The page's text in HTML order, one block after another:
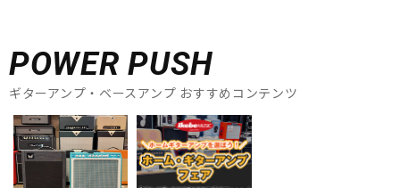
POWER PUSH
ギターアンプ・ベースアンプ おすすめコンテンツ